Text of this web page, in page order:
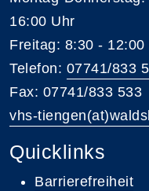
16:00 Uhr
Freitag: 8:30 - 12:00
Telefon: 07741/833
Fax: 07741/833 533
vhs-
Quicklinks
Barrierefreiheit